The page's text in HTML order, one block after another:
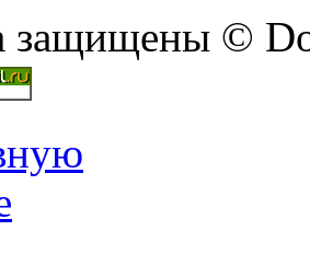
защищены ©